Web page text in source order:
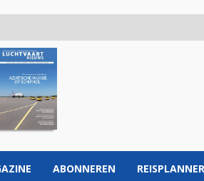
ABONNEREN REISPLANNER